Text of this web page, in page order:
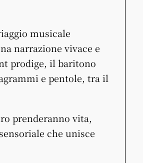
musicale
narrazione vivace e
prodige, il baritono
e pentole, tra il
prenderanno vita,
che unisce